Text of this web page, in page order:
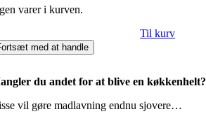
varer i kurven.
Til kurv
med at handle
du andet for at blive en køkkenhelt?
vil gøre madlavning endnu sjovere…